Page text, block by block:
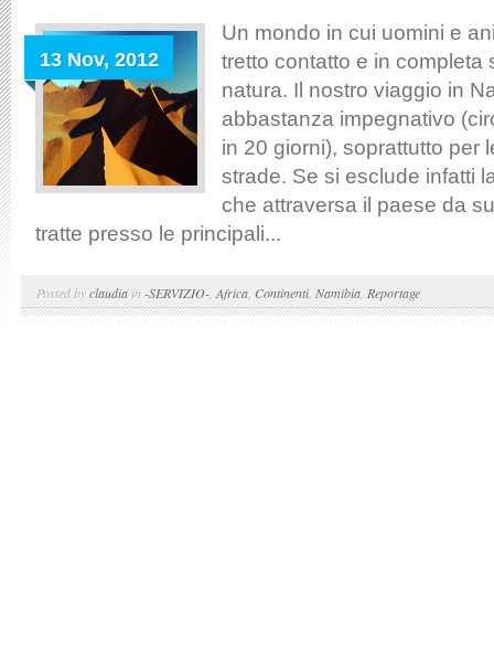
13 Nov, 2012
Un mondo in cui uomini e
tretto contatto e in completa
natura. Il nostro viaggio in
abbastanza impegnativo
in 20 giorni), soprattutto per
strade. Se si esclude infatti
che attraversa il paese da
tratte presso le principali...
Posted byclaudia in -SERVIZIO- Africa Continenti, Namibia Reportage